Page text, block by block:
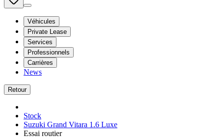
Véhicules
Private Lease
Services
Professionnels
Carrières
News
Retour
Stock
Suzuki Grand Vitara 1.6 Luxe
Essai routier